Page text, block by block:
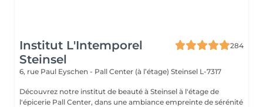
Institut L'Intemporel
Steinsel
284
6, rue Paul Eyschen - Pall Center (à l’étage) Steinsel L-7317
Découvrez notre institut de beauté à Steinsel à l'étage de
l'épicerie Pall Center, dans une ambiance empreinte de sérénité